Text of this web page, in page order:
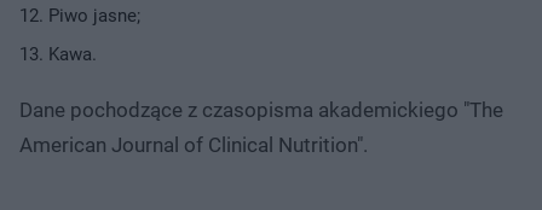
Piwo jasne;
Kawa.
Dane pochodzące z czasopisma akademickiego "The
American Journal of Clinical Nutrition".